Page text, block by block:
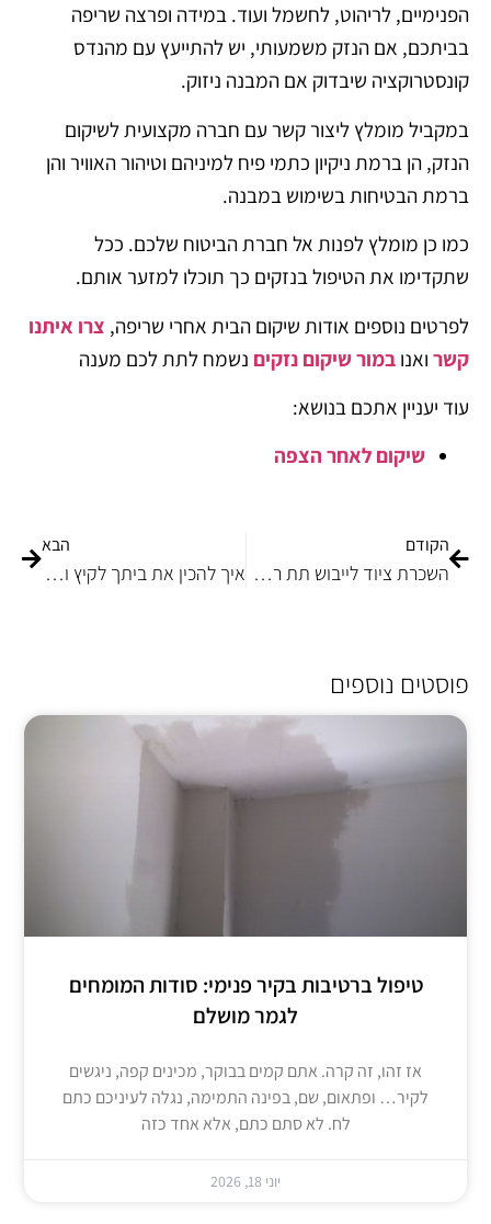
הפנימיים, לריהוט, לחשמל ועוד. במידה ופרצה שריפה
בביתכם, אם הנזק משמעותי, יש להתייעץ עם מהנדס
קונסטרוקציה שיבדוק אם המבנה ניזוק.
במקביל מומלץ ליצור קשר עם חברה מקצועית לשיקום
הנזק, הן ברמת ניקיון כתמי פיח למיניהם וטיהור האוויר והן
ברמת הבטיחות בשימוש במבנה.
כמו כן מומלץ לפנות אל חברת הביטוח שלכם. ככל
שתקדימו את הטיפול בנזקים כך תוכלו למזער אותם.
לפרטים נוספים אודות שיקום הבית אחרי שריפה, צרו איתנו
קשר ואנו במור שיקום נזקים נשמח לתת לכם מענה
עוד יעניין אתכם בנושא:
שיקום לאחר הצפה
הקודם
השכרת ציוד לייבוש תת רצפתי
הבא
איך להכין את ביתך לקיץ ואיך להימנע משריפות?
פוסטים נוספים
טיפול ברטיבות בקיר פנימי: סודות המומחים
לגמר מושלם
אז זהו, זה קרה. אתם קמים בבוקר, מכינים קפה, ניגשים
לקיר… ופתאום, שם, בפינה התמימה, נגלה לעיניכם כתם
לח. לא סתם כתם, אלא אחד כזה
יוני 18, 2026